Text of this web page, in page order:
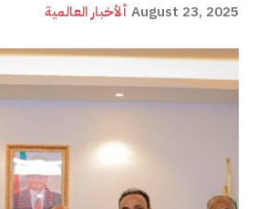
ألأخبار العالمية August 23, 2025